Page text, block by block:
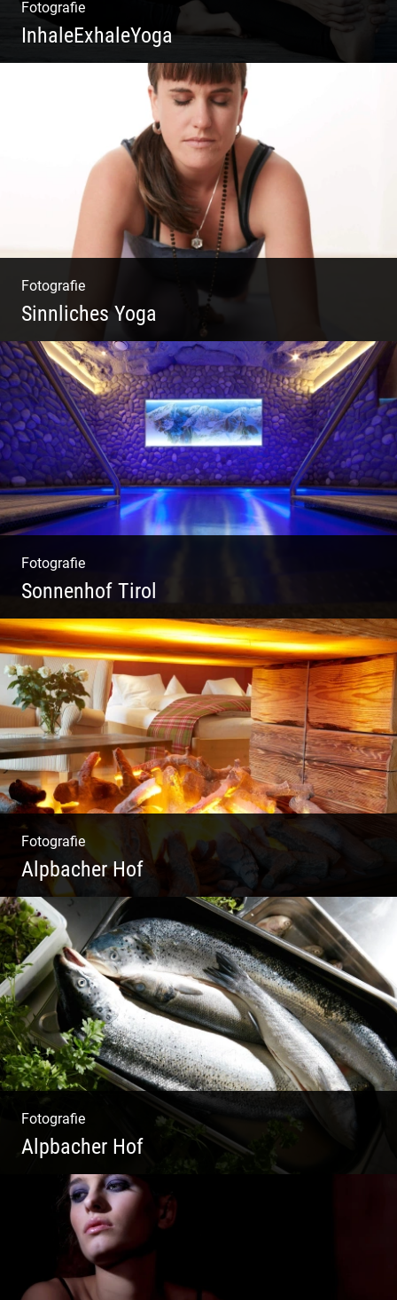
Fotografie
InhaleExhaleYoga
Streetart Yoga | Kraft & Ausdauer |
Crossover Stil | Körper & Geist
Fotografie
Sinnliches Yoga
Tantrisches Yoga voller Poesie und
Sinnlichkeit
Fotografie
Sonnenhof Tirol
Freundliches Team | Moderne Zimmer |
Luxuriöser Spa | Coole Köche
Fotografie
Alpbacher Hof
Liebevolles Design | Moderne Zimmer |
Luxuriöser Spa | Alpiner Stil
Fotografie
Alpbacher Hof
Vorzügliche Weine | Gourmet Küche | Feiste
Kulinarik | Genuss Urlaub